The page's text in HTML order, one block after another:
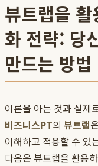
뷰트랩을
화 전략: 당
만드는 방법
이론을 아는 것과 실제
비즈니스PT의 뷰트랩
이해하고 적용할 수 있
다음은 뷰트랩을 활용